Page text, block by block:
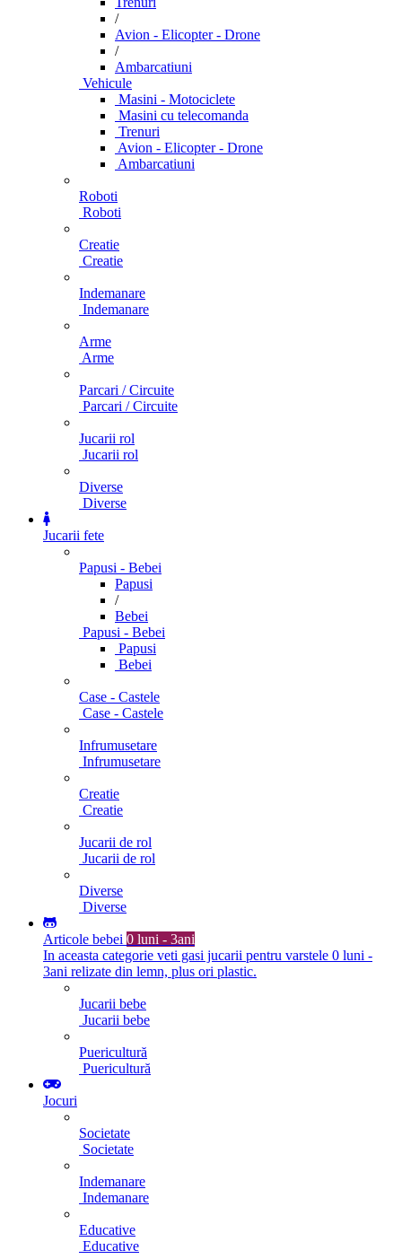
/
Avion - Elicopter - Drone
/
Ambarcatiuni
Vehicule
Masini - Motociclete
Masini cu telecomanda
Trenuri
Avion - Elicopter - Drone
Ambarcatiuni
Roboti
Roboti
Creatie
Creatie
Indemanare
Indemanare
Arme
Arme
Parcari / Circuite
Parcari / Circuite
Jucarii rol
Jucarii rol
Diverse
Diverse
Jucarii fete
Papusi - Bebei
Papusi
/
Bebei
Papusi - Bebei
Papusi
Bebei
Case - Castele
Case - Castele
Infrumusetare
Infrumusetare
Creatie
Creatie
Jucarii de rol
Jucarii de rol
Diverse
Diverse
Articole bebei 0 luni - 3ani
In aceasta categorie veti gasi jucarii pentru varstele 0 luni -
3ani relizate din lemn, plus ori plastic.
Jucarii bebe
Jucarii bebe
Puericultură
Puericultură
Jocuri
Societate
Societate
Indemanare
Indemanare
Educative
Educative